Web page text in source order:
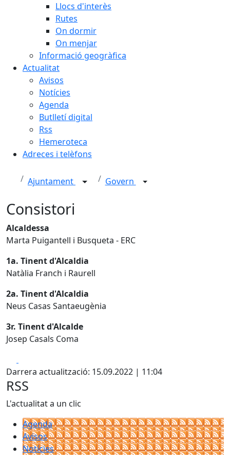
Llocs d'interès
Rutes
On dormir
On menjar
Informació geogràfica
Actualitat
Avisos
Notícies
Agenda
Butlletí digital
Rss
Hemeroteca
Adreces i telèfons
Ajuntament Govern
Consistori
Alcaldessa
Marta Puigantell i Busqueta - ERC
1a. Tinent d'Alcaldia
Natàlia Franch i Raurell
2a. Tinent d'Alcaldia
Neus Casas Santaeugènia
3r. Tinent d'Alcalde
Josep Casals Coma
Darrera actualització: 15.09.2022 | 11:04
RSS
L'actualitat a un clic
Agenda
Avisos
Notícies